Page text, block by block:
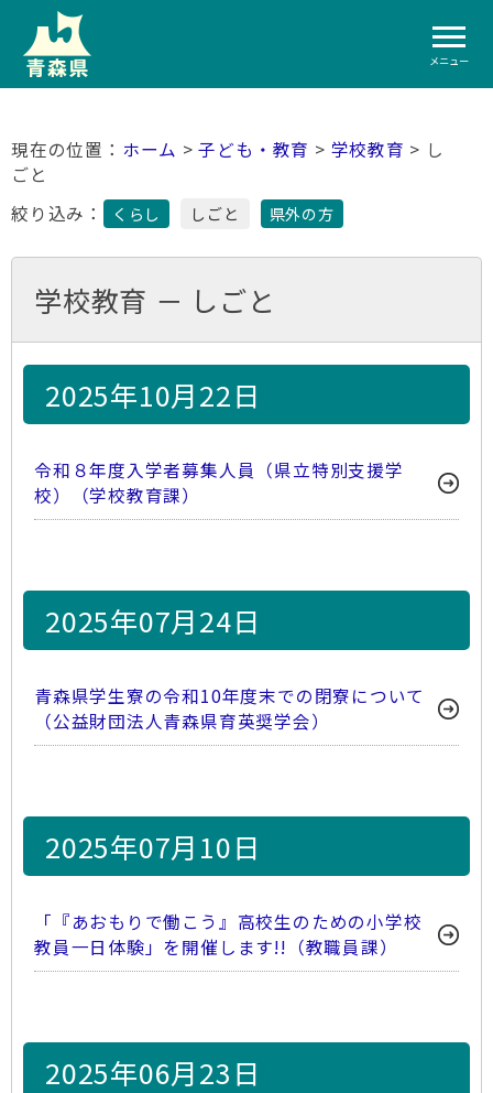
メニュー
ホーム >子ども・教育 > 学校教育 > し
ごと
絞り込み：
くらし しごと 県外の方
学校教育 － しごと
2025年10月22日
令和８年度入学者募集人員（県立特別支援学
校）（学校教育課）
2025年07月24日
青森県学生寮の令和10年度末での閉寮について
（公益財団法人青森県育英奨学会）
2025年07月10日
「『あおもりで働こう』高校生のための小学校
教員一日体験」を開催します!!（教職員課）
2025年06月23日